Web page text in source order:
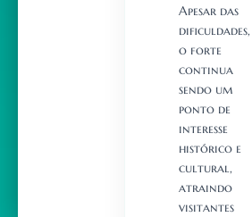
Apesar das
dificuldades,
o forte
continua
sendo um
ponto de
interesse
histórico e
cultural,
atraindo
visitantes